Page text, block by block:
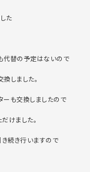
た
代替の予定はないので
しました。
ーも交換しましたので
けました。
続き行いますので